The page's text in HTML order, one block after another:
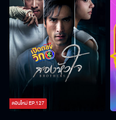
ตอนใหม่EP.127